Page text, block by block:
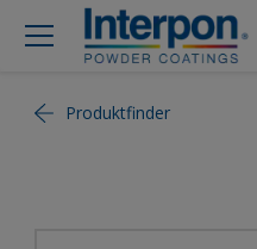
Produktfinder